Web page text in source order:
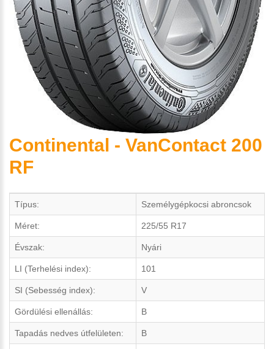
Continental - VanContact 200
RF
Típus: Személygépkocsi abroncsok
Méret: 225/55 R17
Évszak: Nyári
LI (Terhelési index): 101
SI (Sebesség index): V
Gördülési ellenállás: B
Tapadás nedves útfelületen: B